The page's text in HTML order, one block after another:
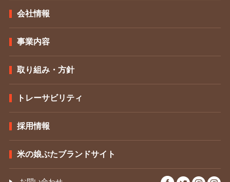
会社情報
事業内容
取り組み・方針
トレーサビリティ
採用情報
米の娘ぶたブランドサイト